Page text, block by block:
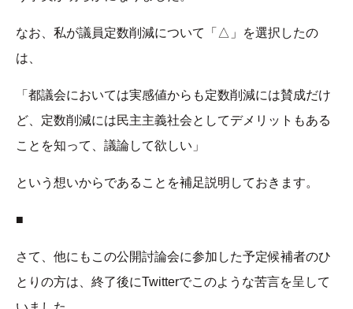
なお、私が議員定数削減について「△」を選択したの
は、
「都議会においては実感値からも定数削減には賛成だけ
ど、定数削減には民主主義社会としてデメリットもある
ことを知って、議論して欲しい」
という想いからであることを補足説明しておきます。
■
さて、他にもこの公開討論会に参加した予定候補者のひ
とりの方は、終了後にTwitterでこのような苦言を呈して